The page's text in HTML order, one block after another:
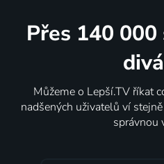
Přes 140
Můžeme o Lepší.TV říkat
nadšených uživatelů ví
správnou